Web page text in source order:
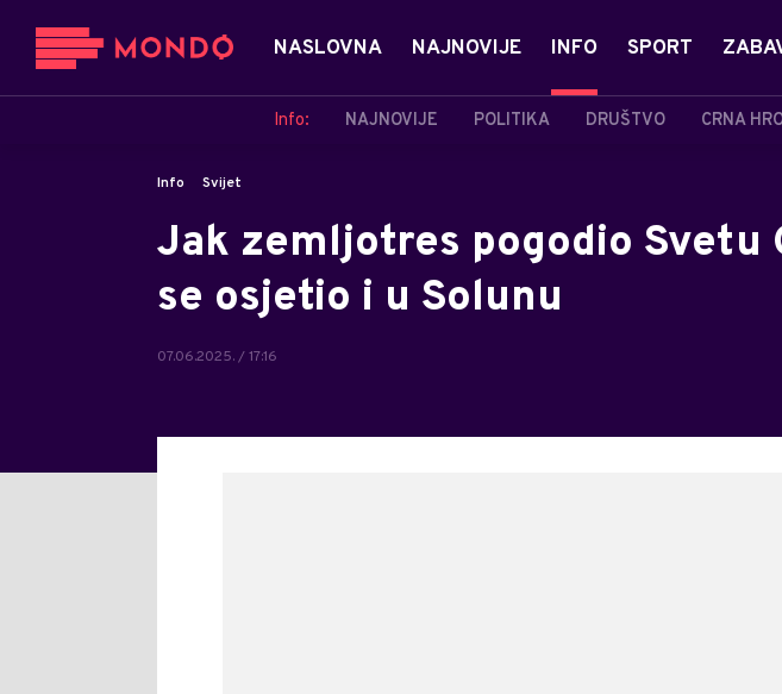
NASLOVNA NAJNOVIJE INFO
Info: NAJNOVIJE POLITIKA DRUŠTVO CRNA
SPORT
Info Svijet
Jak zemljotres pogodio Svetu
se osjetio i u Solunu
07.06.2025. / 17:16